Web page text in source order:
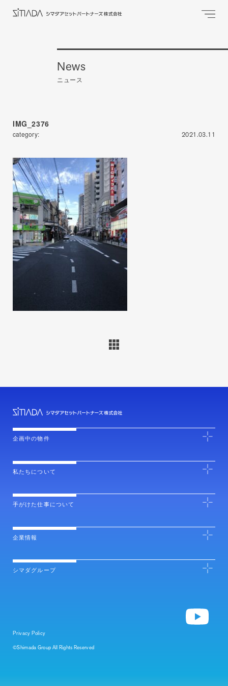
News
ニュース
IMG_2376
category: 2021.03.11
企画中の物件
私たちについて
手がけた仕事について
企業情報
シマダグループ
Privacy Policy
©Shimada Group All Rights Reserved